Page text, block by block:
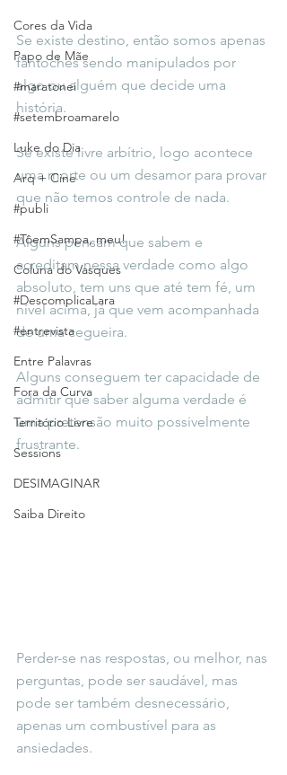
Cores da Vida
Papo de Mãe
#maratonei
#setembroamarelo
Luke do Dia
Arq + Cine
#publi
#TôemSampa, meu!
Coluna do Vasques
#DescomplicaLara
#entrevista
Entre Palavras
Fora da Curva
Território Livre
Sessions
DESIMAGINAR
Saiba Direito
Se existe destino, então somos apenas
fantoches sendo manipulados por
algo ou alguém que decide uma
história.
Se existe livre arbítrio, logo acontece
uma morte ou um desamor para provar
que não temos controle de nada.
Alguns pensam que sabem e
acreditam nessa verdade como algo
absoluto, tem uns que até tem fé, um
nível acima, já que vem acompanhada
de uma cegueira.
Alguns conseguem ter capacidade de
admitir que saber alguma verdade é
uma pretensão muito possivelmente
frustrante.
Perder-se nas respostas, ou melhor, nas
perguntas, pode ser saudável, mas
pode ser também desnecessário,
apenas um combustível para as
ansiedades.